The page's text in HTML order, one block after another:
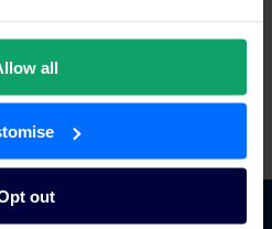
all
out